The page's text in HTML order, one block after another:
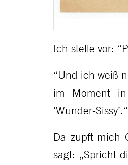
Ich stelle vor:
“Und ich weiß
im Moment in
‘Wunder-Sissy’.“
Da zupft mich
sagt: „Spricht